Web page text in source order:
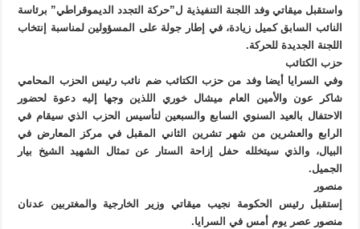
واستقبل ميقاتي وفد اللجنة التنفيذية ل”حركة التجدد الديموقراطي” برئاسة
النائب السابق كميل زيادة، في إطار جولة على المسؤولين لمناسبة إنتخاب
اللجنة الجديدة للحركة.
حزب الكتائب
وفي السرايا أيضا وفد من حزب الكتائب ضم نائب رئيس الحزب المحامي
شاكر عون والأمين العام ميشال خوري اللذين وجها إليه دعوة لحضور
الاحتفال بالعيد السنوي السابع والسبعين لتأسيس الحزب الذي سيقام في
الرابع والعشرين من شهر تشرين الثاني المقبل في مركز المعارض في
البيال، والذي سيتخلله حفل إزاحة الستار عن تمثال الشهيد الشيخ بيار
الجميل.
منصور
إستقبل رئيس الحكومة نجيب ميقاتي وزير الخارجية والمغتربين عدنان
منصور عصر يوم أمس في السرايا.